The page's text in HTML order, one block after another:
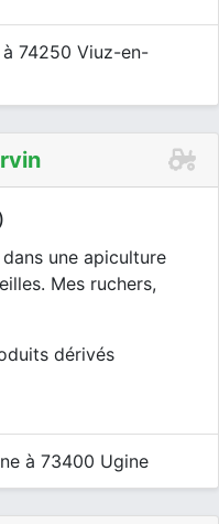
74250 Viuz-en-
une apiculture
Mes ruchers,
dérivés
à 73400 Ugine